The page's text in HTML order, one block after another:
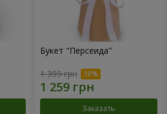
Букет "Персеида"
1 399 грн
Заказать